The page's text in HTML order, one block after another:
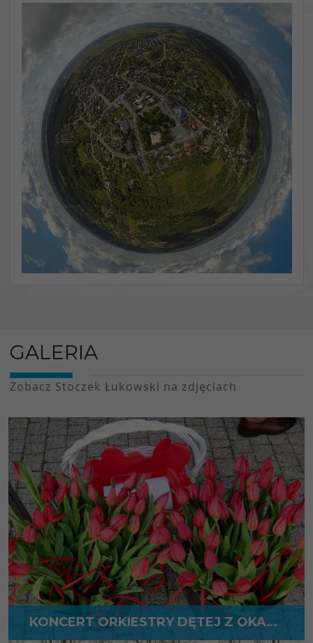
GALERIA
Zobacz Stoczek Łukowski na zdjęciach
KONCERT ORKIESTRY DĘTEJ Z OKAZJI DNIA MATKI